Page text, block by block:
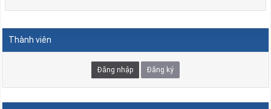
Thành viên
Đăng nhập Đăng ký